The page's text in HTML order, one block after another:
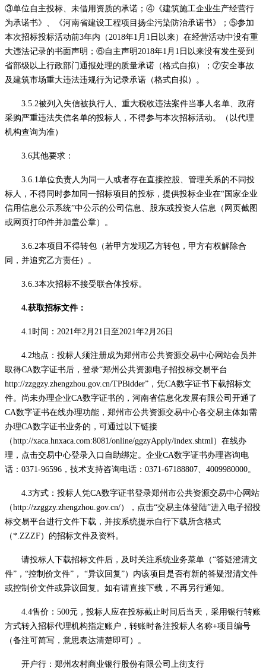
③单位自主投标、未借用资质的承诺；④《建筑施工企业生产经营行
为承诺书》、《河南省建设工程项目扬尘污染防治承诺书》；⑤参加
本次招标投标活动前3年内（2018年1月1日以来）在经营活动中没有重
大违法记录的书面声明； ⑥自主声明2018年1月1日以来没有发生受到
省部级以上行政部门通报处理的质量承诺（格式自拟）； ⑦安全事故
及建筑市场重大违法违规行为记录承诺（格式自拟）。
3.5.2被列入失信被执行人、重大税收违法案件当事人名单、政府
采购严重违法失信名单的投标人，不得参与本次招标活动。（以代理
机构查询为准）
3.6其他要求：
3.6.1单位负责人为同一人或者存在直接控股、管理关系的不同投
标人，不得同时参加同一招标项目的投标，提供投标企业在“国家企业
信用信息公示系统”中公示的公司信息、股东或投资人信息（网页截图
或网页打印件并加盖公章）。
3.6.2本项目不得转包（若甲方发现乙方转包，甲方有权解除合
同，并追究乙方责任）。
3.6.3本次招标不接受联合体投标。
4.获取招标文件：
4.1时间：2021年2月21日至2021年2月26日
4.2地点：投标人须注册成为郑州市公共资源交易中心网站会员并
取得CA数字证书后，登录“郑州公共资源电子招投标交易平台
http://zzggzy.zhengzhou.gov.cn/TPBidder”，凭CA数字证书下载招标文
件。尚未办理企业CA数字证书的，河南省信息化发展有限公司开通了
CA数字证书在线办理功能，郑州市公共资源交易中心各交易主体如需
办理CA数字证书业务的，可通过以下链接
（http://xaca.hnxaca.com:8081/online/ggzyApply/index.shtml）在线办
理，点击交易中心登录入口自助绑定。企业CA数字证书办理咨询电
话：0371-96596，技术支持咨询电话：0371-67188807、4009980000。
4.3方式：投标人凭CA数字证书登录郑州市公共资源交易中心网站
（http://zzggzy.zhengzhou.gov.cn/），点击“交易主体登陆”进入电子招投
标交易平台进行文件下载，并按系统提示自行下载所含格式
（*.ZZZF）的招标文件及资料。
请投标人下载招标文件后，及时关注系统业务菜单（“答疑澄清文
件”，“控制价文件”， “异议回复”）内该项目是否有新的答疑澄清文件
或控制价文件或异议回复。如有请直接下载，不再另行通知。
4.4售价：500元，投标人应在投标截止时间后当天，采用银行转账
方式转入招标代理机构指定账户，转账时备注投标人名称+项目编号
（备注可简写，意思表达清楚即可）。
开户行：郑州农村商业银行股份有限公司上街支行